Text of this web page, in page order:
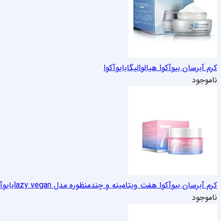
کرم آبرسان بیوآکوا هیالوالیگابایوآکوا
ناموجود
کرم آبرسان بیوآکوا هفت ویتامینه و چندمنظوره مدل lazy vegan
ناموجود